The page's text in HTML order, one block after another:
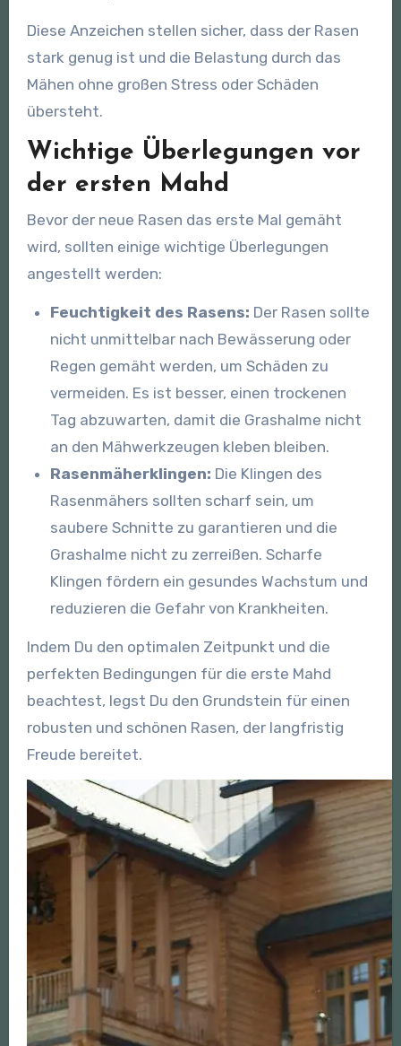
Diese Anzeichen stellen sicher, dass der Rasen
stark genug ist und die Belastung durch das
Mähen ohne großen Stress oder Schäden
übersteht.
Wichtige Überlegungen vor
der ersten Mahd
Bevor der neue Rasen das erste Mal gemäht
wird, sollten einige wichtige Überlegungen
angestellt werden:
Feuchtigkeit des Rasens: Der Rasen sollte
nicht unmittelbar nach Bewässerung oder
Regen gemäht werden, um Schäden zu
vermeiden. Es ist besser, einen trockenen
Tag abzuwarten, damit die Grashalme nicht
an den Mähwerkzeugen kleben bleiben.
Rasenmäherklingen: Die Klingen des
Rasenmähers sollten scharf sein, um
saubere Schnitte zu garantieren und die
Grashalme nicht zu zerreißen. Scharfe
Klingen fördern ein gesundes Wachstum und
reduzieren die Gefahr von Krankheiten.
Indem Du den optimalen Zeitpunkt und die
perfekten Bedingungen für die erste Mahd
beachtest, legst Du den Grundstein für einen
robusten und schönen Rasen, der langfristig
Freude bereitet.